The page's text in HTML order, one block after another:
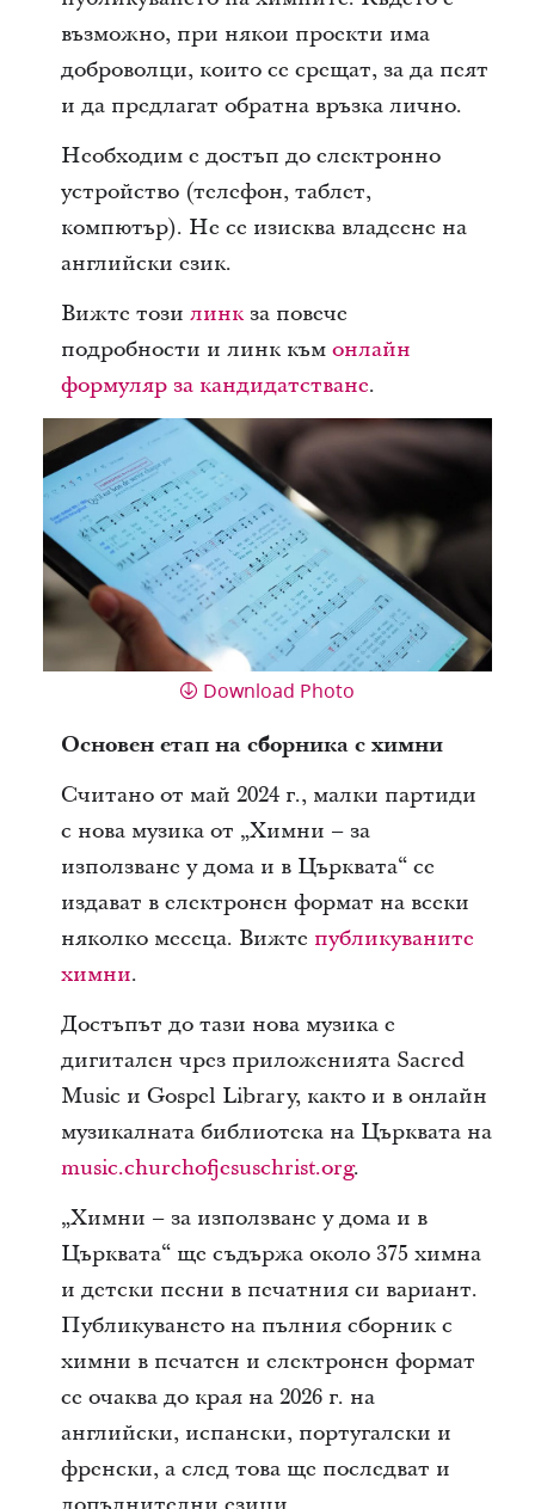
възможно, при някои проекти има
доброволци, които се срещат, за да пеят
и да предлагат обратна връзка лично.
Необходим е достъп до електронно
устройство (телефон, таблет,
компютър). Не се изисква владеене на
английски език.
Вижте този линкза повече
подробности и линк към онлайн
формуляр за кандидатстване.
Download Photo
Основен етап на сборника с химни
Считано от май 2024 г., малки партиди
с нова музика от „Химни – за
използване у дома и в Църквата“ се
издават в електронен формат на всеки
няколко месеца. Вижте публикуваните
химни.
Достъпът до тази нова музика е
дигитален чрез приложенията Sacred
Music и Gospel Library, както и в онлайн
музикалната библиотека на Църквата на
music.churchofjesuschrist.org.
„Химни – за използване у дома и в
Църквата“ ще съдържа около 375 химна
и детски песни в печатния си вариант.
Публикуването на пълния сборник с
химни в печатен и електронен формат
се очаква до края на 2026 г. на
английски, испански, португалски и
френски, а след това ще последват и